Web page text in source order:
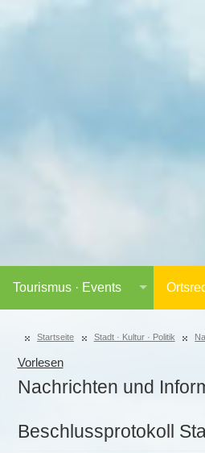
Tourismus · Events
Startseite Stadt · Kultur · Politik
Vorlesen
Nachrichten und
Beschlussprotokoll